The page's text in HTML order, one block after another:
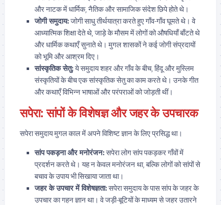
और नाटक में धार्मिक, नैतिक और सामाजिक संदेश छिपे होते थे।
जोगी समुदाय:जोगी साधु तीर्थयात्रा करते हुए गाँव-गाँव घूमते थे। वे
आध्यात्मिक शिक्षा देते थे, जाड़े के मौसम में लोगों को औषधियाँ बाँटते थे
और धार्मिक कथाएँ सुनाते थे। मुगल शासकों ने कई जोगी संप्रदायों
को भूमि और आश्रम दिए।
सांस्कृतिक सेतु:ये समुदाय शहर और गाँव के बीच, हिंदू और मुस्लिम
संस्कृतियों के बीच एक सांस्कृतिक सेतु का काम करते थे। उनके गीत
और कथाएँ विभिन्न भाषाओं और परंपराओं को जोड़ती थीं।
सपेरा: सांपों के विशेषज्ञ और जहर के उपचारक
सपेरा समुदाय मुगल काल में अपने विशिष्ट ज्ञान के लिए प्रसिद्ध था।
सांप पकड़ना और मनोरंजन:सपेरा लोग सांप पकड़कर गाँवों में
प्रदर्शन करते थे। यह न केवल मनोरंजन था, बल्कि लोगों को सांपों से
बचाव के उपाय भी सिखाया जाता था।
जहर के उपचार में विशेषज्ञता:सपेरा समुदाय के पास सांप के जहर के
उपचार का गहन ज्ञान था। वे जड़ी-बूटियों के माध्यम से जहर उतारने